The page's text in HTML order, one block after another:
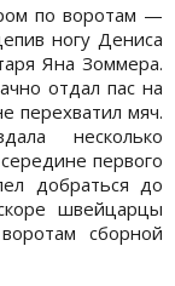
по воротам —
ногу Дениса
Яна Зоммера.
отдал пас на
перехватил мяч.
несколько
первого
добраться до
швейцарцы
сборной